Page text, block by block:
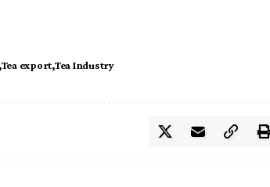
Tea export Tea Industry